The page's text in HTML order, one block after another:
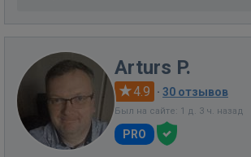
Arturs P.
4.9 · 30 отзывов
Был на сайте: 1 д. 3 ч. назад
PRO